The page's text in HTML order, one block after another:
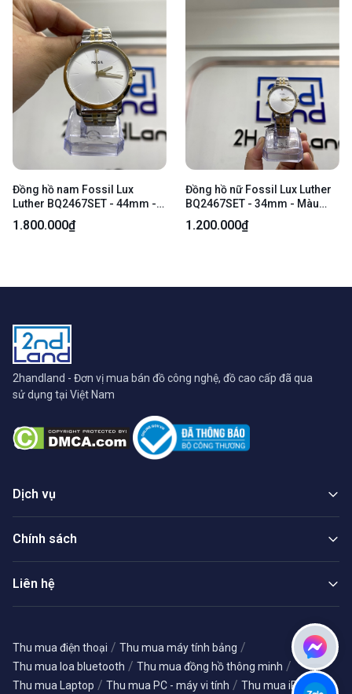
Đồng hồ nam Fossil Lux
Luther BQ2467SET - 44mm -
Màu bạc - Ngoại hình 99% -
Kèm Box
1.800.000₫
Đồng hồ nữ Fossil Lux Luther
BQ2467SET - 34mm - Màu
bạc - Ngoại hình 99% - Body
1.200.000₫
2handland - Đơn vị mua bán đồ công nghệ, đồ cao cấp đã qua
sử dụng tại Việt Nam
Dịch vụ
Chính sách
Liên hệ
Thu mua điện thoại / Thu mua máy tính bảng /
Thu mua loa bluetooth / Thu mua đồng hồ thông minh /
Thu mua Laptop / Thu mua PC - máy vi tính / Thu mua iPhone /